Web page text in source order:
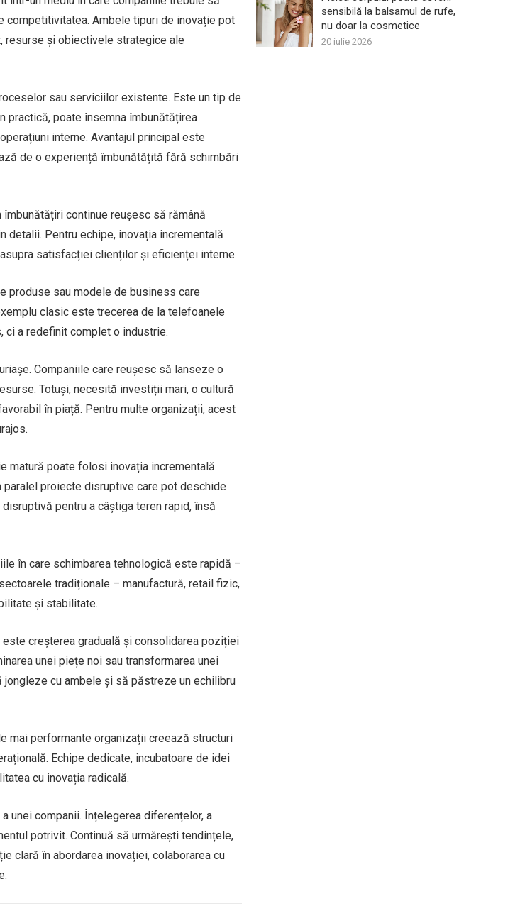
competitivitatea. Ambele tipuri de inovație pot
resurse și obiectivele strategice ale
sau serviciilor existente. Este un tip de
practică, poate însemna îmbunătățirea
interne. Avantajul principal este
de o experiență îmbunătățită fără schimbări
continue reușesc să rămână
Pentru echipe, inovația incrementală
satisfacției clienților și eficienței interne.
produse sau modele de business care
clasic este trecerea de la telefoanele
ci a redefinit complet o industrie.
Companiile care reușesc să lanseze o
Totuși, necesită investiții mari, o cultură
în piață. Pentru multe organizații, acest
matură poate folosi inovația incrementală
proiecte disruptive care pot deschide
pentru a câștiga teren rapid, însă
în care schimbarea tehnologică este rapidă –
tradiționale – manufactură, retail fizic,
și stabilitate.
creșterea graduală și consolidarea poziției
unei piețe noi sau transformarea unei
cu ambele și să păstreze un echilibru
mai performante organizații creează structuri
Echipe dedicate, incubatoare de idei
cu inovația radicală.
unei companii. Înțelegerea diferențelor, a
potrivit. Continuă să urmărești tendințele,
clară în abordarea inovației, colaborarea cu
sensibilă la balsamul de rufe,
nu doar la cosmetice
20 iulie 2026